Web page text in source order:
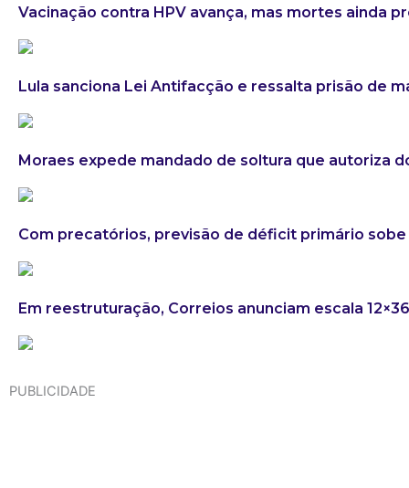
Vacinação contra HPV avança, mas mortes ainda
Lula sanciona Lei Antifacção e ressalta prisão de
Moraes expede mandado de soltura que autoriza
Com precatórios, previsão de déficit primário sobe
Em reestruturação, Correios anunciam escala
PUBLICIDADE